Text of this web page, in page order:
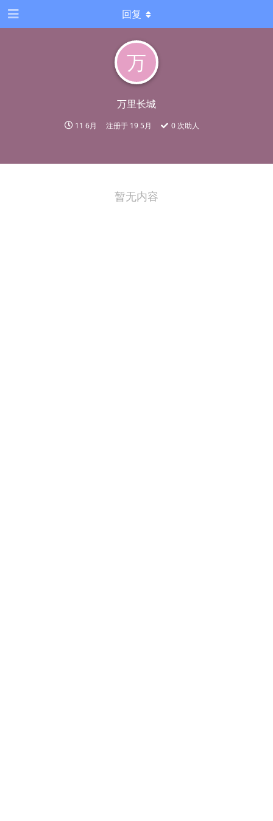
万
万里长城
11 6月 注册于 19 5月 0 次助人
回复
暂无内容